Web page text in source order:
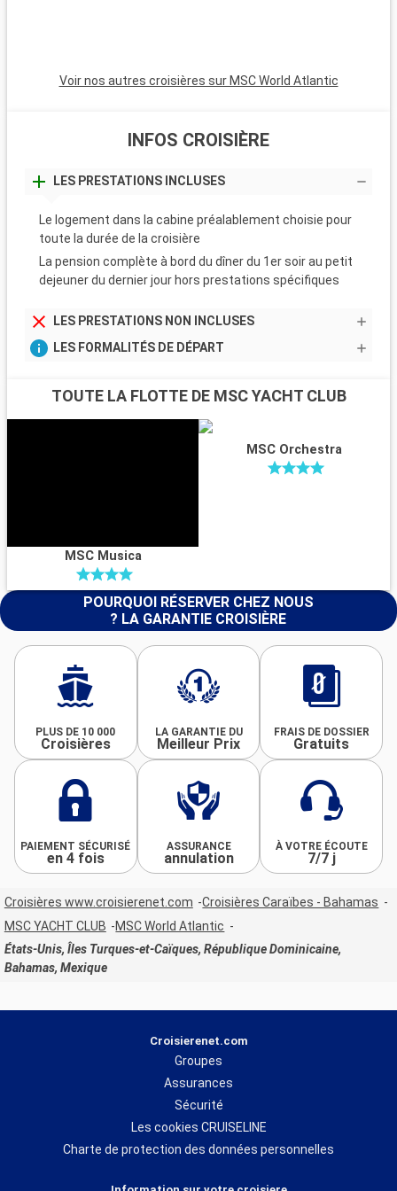
Voir nos autres croisières sur MSC World Atlantic
INFOS CROISIÈRE
LES PRESTATIONS INCLUSES
Le logement dans la cabine préalablement choisie pour
toute la durée de la croisière
La pension complète à bord du dîner du 1er soir au petit
dejeuner du dernier jour hors prestations spécifiques
LES PRESTATIONS NON INCLUSES
LES FORMALITÉS DE DÉPART
TOUTE LA FLOTTE DE MSC YACHT CLUB
MSC Musica
MSC Orchestra
POURQUOI RÉSERVER CHEZ NOUS
? LA GARANTIE CROISIÈRE
PLUS DE 10 000
Croisières
LA GARANTIE DU
Meilleur Prix
FRAIS DE DOSSIER
Gratuits
PAIEMENT SÉCURISÉ
en 4 fois
ASSURANCE
annulation
À VOTRE ÉCOUTE
7/7 j
Croisières www.croisierenet.com
Croisières Caraïbes - Bahamas
MSC YACHT CLUB
MSC World Atlantic
États-Unis, Îles Turques-et-Caïques, République Dominicaine,
Bahamas, Mexique
Croisierenet.com
Groupes
Assurances
Sécurité
Les cookies CRUISELINE
Charte de protection des données personnelles